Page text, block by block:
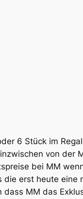
6 Stück im
von der
bei MM
erst heute eine
MM das